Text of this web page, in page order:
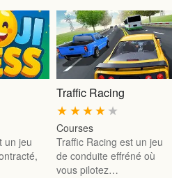
un jeu
Traffic Racing
★
★
★
★
★
Courses
Traffic Racing est un jeu
de conduite effréné où
vous pilotez…